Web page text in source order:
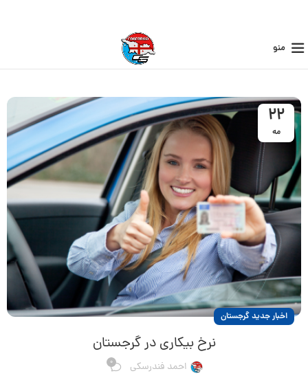
منو
22
مه
اخبار جدید گرجستان
نرخ بیکاری در گرجستان
احمد فندرسکی 0